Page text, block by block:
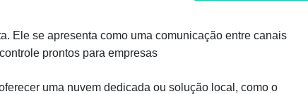
Ele se apresenta como uma comunicação entre canais
prontos para empresas
uma nuvem dedicada ou solução local, como o